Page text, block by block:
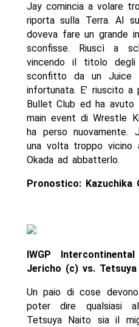
Jay comincia a volare
riporta sulla Terra. Al
doveva fare un grande
sconfisse. Riuscì a
vincendo il titolo
sconfitto da un Juice
infortunata. E’ riuscito
Bullet Club ed ha avuto
main event di Wrestle
ha perso nuovamente.
una volta troppo
Okada ad abbatterlo.
Pronostico: Kazuchika
IWGP
Jericho (c) vs.
Un paio di cose
poter dire qualsiasi
Tetsuya Naito sia il